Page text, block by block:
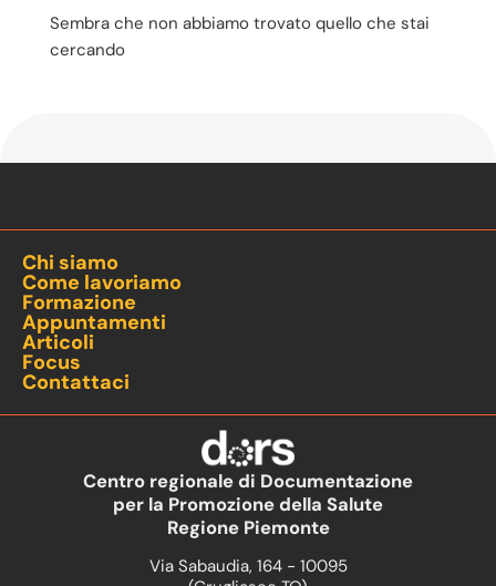
Sembra che non abbiamo trovato quello che stai
cercando
Chi siamo
Come lavoriamo
Formazione
Appuntamenti
Articoli
Focus
Contattaci
Centro regionale di Documentazione
per la Promozione della Salute
Regione Piemonte
Via Sabaudia, 164 - 10095